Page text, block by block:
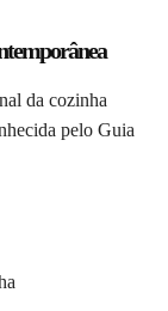
da cozinha
pelo Guia